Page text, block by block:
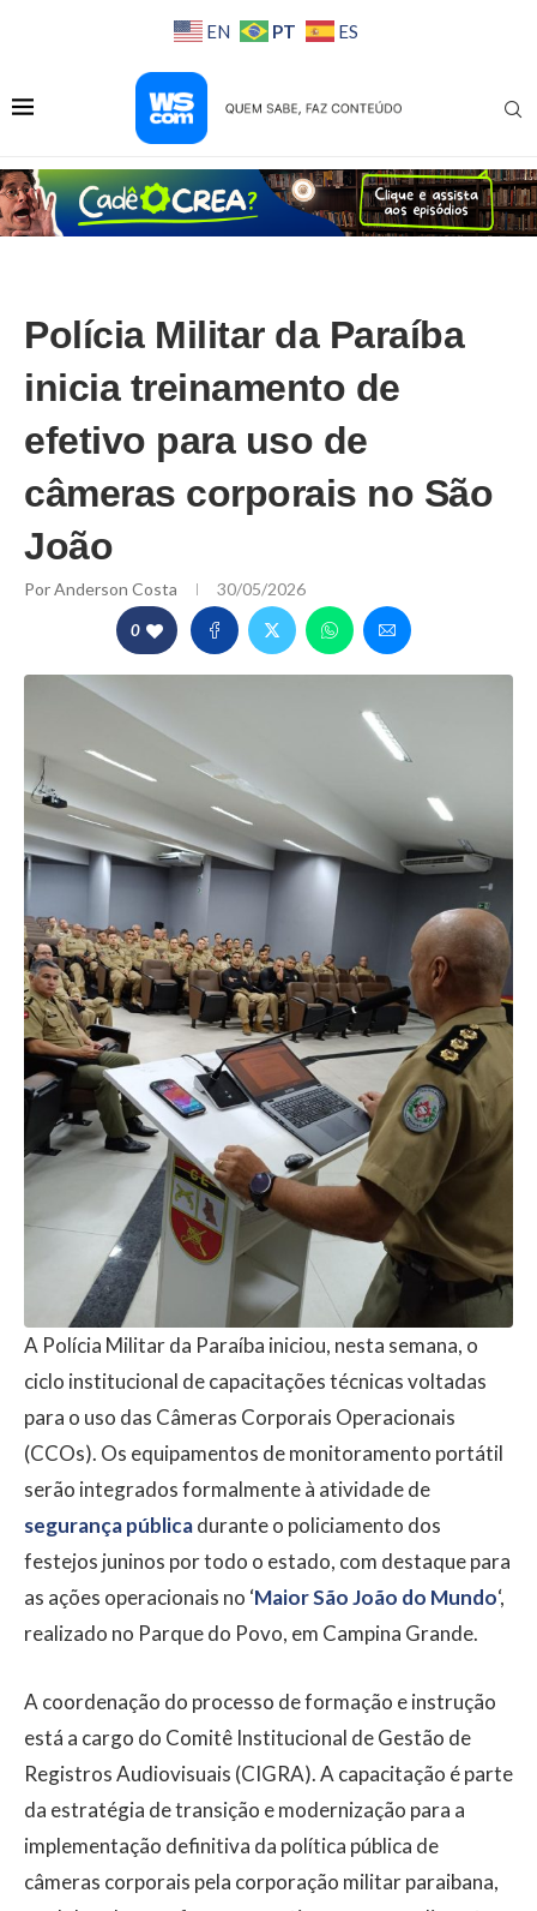
EN PT ES
Polícia Militar da Paraíba
inicia treinamento de
efetivo para uso de
câmeras corporais no São
João
PorAnderson Costa 30/05/2026
0
A Polícia Militar da Paraíba iniciou, nesta semana, o
ciclo institucional de capacitações técnicas voltadas
para o uso das Câmeras Corporais Operacionais
(CCOs). Os equipamentos de monitoramento portátil
serão integrados formalmente à atividade de
segurança públicadurante o policiamento dos
festejos juninos por todo o estado, com destaque para
as ações operacionais no ‘Maior São João do Mundo‘,
realizado no Parque do Povo, em Campina Grande.
A coordenação do processo de formação e instrução
está a cargo do Comitê Institucional de Gestão de
Registros Audiovisuais (CIGRA). A capacitação é parte
da estratégia de transição e modernização para a
implementação definitiva da política pública de
câmeras corporais pela corporação militar paraibana,